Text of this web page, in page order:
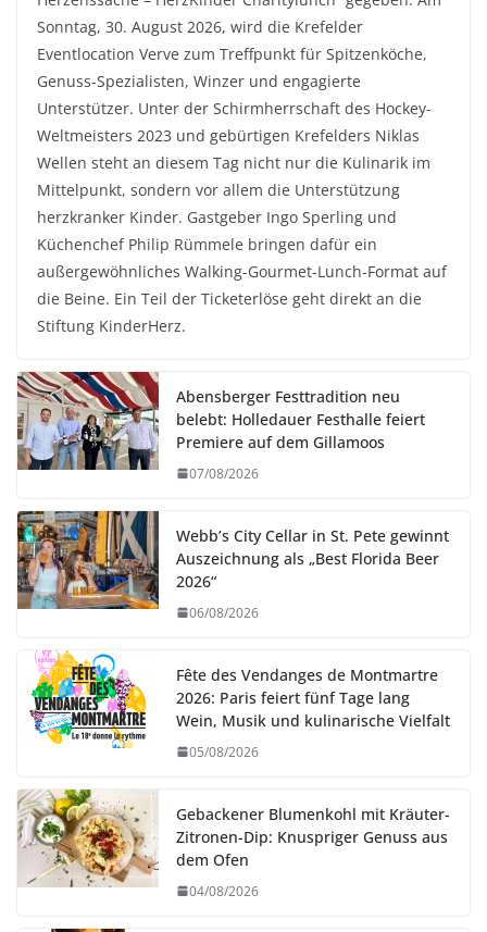
Sonntag, 30. August 2026, wird die Krefelder
Eventlocation Verve zum Treffpunkt für Spitzenköche,
Genuss-Spezialisten, Winzer und engagierte
Unterstützer. Unter der Schirmherrschaft des Hockey-
Weltmeisters 2023 und gebürtigen Krefelders Niklas
Wellen steht an diesem Tag nicht nur die Kulinarik im
Mittelpunkt, sondern vor allem die Unterstützung
herzkranker Kinder. Gastgeber Ingo Sperling und
Küchenchef Philip Rümmele bringen dafür ein
außergewöhnliches Walking-Gourmet-Lunch-Format auf
die Beine. Ein Teil der Ticketerlöse geht direkt an die
Stiftung KinderHerz.
Abensberger Festtradition neu
belebt: Holledauer Festhalle feiert
Premiere auf dem Gillamoos
07/08/2026
Webb’s City Cellar in St. Pete gewinnt
Auszeichnung als „Best Florida Beer
2026“
06/08/2026
Fête des Vendanges de Montmartre
2026: Paris feiert fünf Tage lang
Wein, Musik und kulinarische Vielfalt
05/08/2026
Gebackener Blumenkohl mit Kräuter-
Zitronen-Dip: Knuspriger Genuss aus
dem Ofen
04/08/2026